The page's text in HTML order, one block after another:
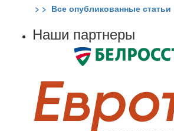
> > Все опубликованные статьи
Наши партнеры